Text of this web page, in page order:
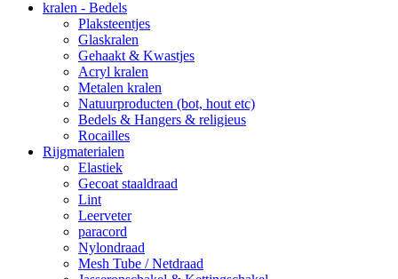
kralen - Bedels
Plaksteentjes
Glaskralen
Gehaakt & Kwastjes
Acryl kralen
Metalen kralen
Natuurproducten (bot, hout etc)
Bedels & Hangers & religieus
Rocailles
Rijgmaterialen
Elastiek
Gecoat staaldraad
Lint
Leerveter
paracord
Nylondraad
Mesh Tube / Netdraad